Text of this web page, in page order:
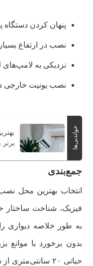
پنهان کردن دستگاه
نصب در ارتفاع بسیار
نزدیکی به لامپ‌های
نصب یونیت خارجی
خواندنی‌ها
جمع‌بندی
انتخاب بهترین محل
فیزیک، شناخت ساختار
به طور خلاصه دیواری را
بدون برخورد با موانع
حیاتی ۲۰